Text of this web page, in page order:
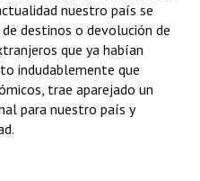
nuestro país se
destinos o devolución de
que ya habían
indudablemente que
trae aparejado un
para nuestro país y